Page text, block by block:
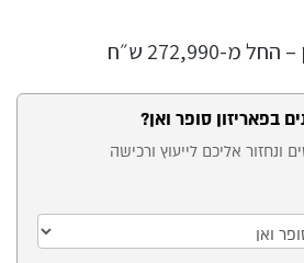
מ-272,990 ש״ח
בפאריזון סופר ואן?
ונחזור אליכם לייעוץ ורכישה